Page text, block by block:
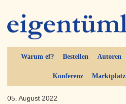
Warum ef? Bestellen Autoren
Konferenz Marktplatz
05. August 2022